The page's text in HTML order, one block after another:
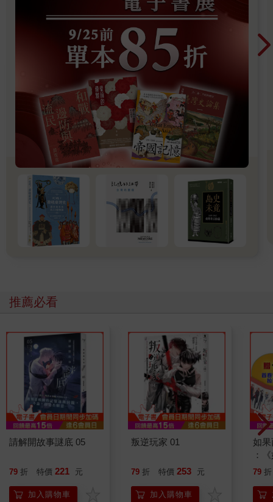
推薦必看
請解開故事謎底 05
79 折 特價 221 元
加入購物車
叛逆玩家 01
79 折 特價 253 元
加入購物車
如
：
喵
79 折